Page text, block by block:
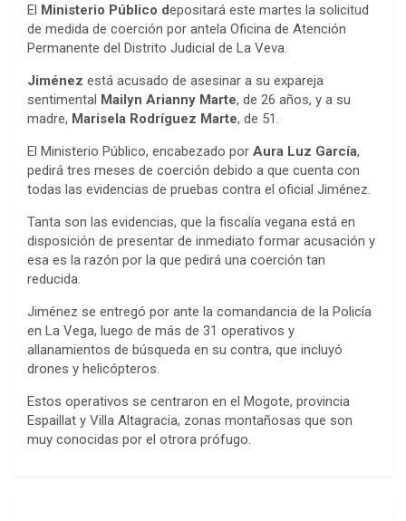
El Ministerio Público depositará este martes la solicitud
de medida de coerción por antela Oficina de Atención
Permanente del Distrito Judicial de La Veva.
Jiménez está acusado de asesinar a su expareja
sentimental Mailyn Arianny Marte, de 26 años, y a su
madre, Marisela Rodríguez Marte, de 51.
El Ministerio Público, encabezado por Aura Luz García,
pedirá tres meses de coerción debido a que cuenta con
todas las evidencias de pruebas contra el oficial Jiménez.
Tanta son las evidencias, que la fiscalía vegana está en
disposición de presentar de inmediato formar acusación y
esa es la razón por la que pedirá una coerción tan
reducida.
Jiménez se entregó por ante la comandancia de la Policía
en La Vega, luego de más de 31 operativos y
allanamientos de búsqueda en su contra, que incluyó
drones y helicópteros.
Estos operativos se centraron en el Mogote, provincia
Espaillat y Villa Altagracia, zonas montañosas que son
muy conocidas por el otrora prófugo.